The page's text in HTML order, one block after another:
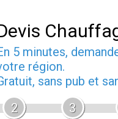
5 minutes,
région.
sans pub et
2 3